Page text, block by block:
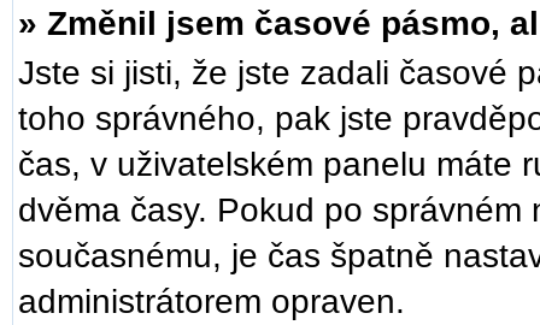
» Změnil jsem časové pásmo,
Jste si jisti, že jste zadali časové
toho správného, pak jste
čas, v uživatelském panelu máte
dvěma časy. Pokud po
současnému, je čas špatně
administrátorem opraven.